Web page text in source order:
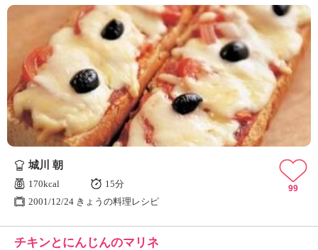
城川 朝
170kcal
15分
2001/12/24 きょうの料理レシピ
99
チキンとにんじんのマリネ